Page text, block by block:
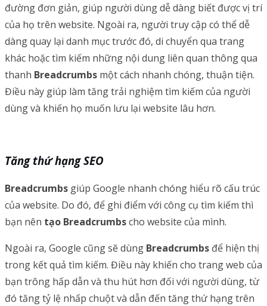
đường đơn giản, giúp người dùng dễ dàng biết được vị trí
của họ trên website. Ngoài ra, người truy cập có thể dễ
dàng quay lại danh mục trước đó, di chuyển qua trang
khác hoặc tìm kiếm những nội dung liên quan thông qua
thanh Breadcrumbs một cách nhanh chóng, thuận tiện.
Điều này giúp làm tăng trải nghiệm tìm kiếm của người
dùng và khiến họ muốn lưu lại website lâu hơn.
Tăng thứ hạng SEO
Breadcrumbs giúp Google nhanh chóng hiểu rõ cấu trúc
của website. Do đó, để ghi điểm với công cụ tìm kiếm thì
bạn nên tạo Breadcrumbscho website của mình.
Ngoài ra, Google cũng sẽ dùng Breadcrumbs để hiện thị
trong kết quả tìm kiếm. Điều này khiến cho trang web của
bạn trông hấp dẫn và thu hút hơn đối với người dùng, từ
đó tăng tỷ lệ nhấp chuột và dẫn đến tăng thứ hạng trên